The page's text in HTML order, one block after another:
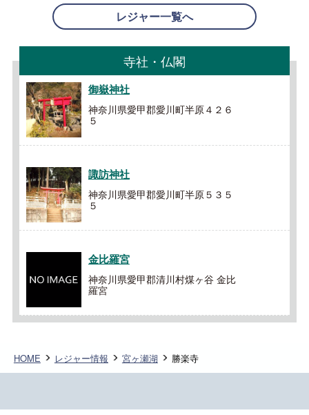
レジャー一覧へ
寺社・仏閣
御嶽神社
神奈川県愛甲郡愛川町半原４２６
５
諏訪神社
神奈川県愛甲郡愛川町半原５３５
５
金比羅宮
神奈川県愛甲郡清川村煤ヶ谷 金比
羅宮
HOME レジャー情報 宮ヶ瀬湖 勝楽寺